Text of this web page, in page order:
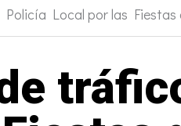
Local por las Fiestas